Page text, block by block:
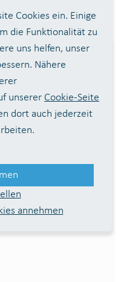
IWW
Cookies ein. Einige
die Funktionalität zu
uns helfen, unser
Nähere
unserer Cookie-Seite
dort auch jederzeit
annehmen